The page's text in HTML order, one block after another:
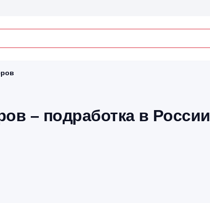
– подработка в России